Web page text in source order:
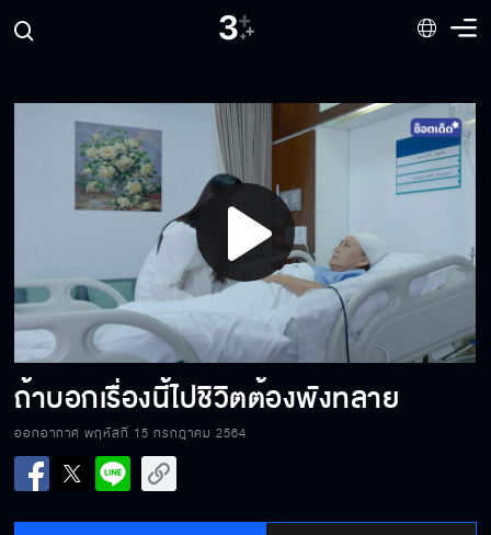
Play
Video
ถ้าบอกเรื่องนี้ไปชิวิตต้องพังทลาย
ออกอากาศ พฤหัสที่ 15 กรกฎาคม 2564
อย่ามาแตะต้องลูกฉัน
สมควรเอาเป็นตัวอย่างตรงไหนเหรอ
อย่าหวังจะแทนที่ฉันได้